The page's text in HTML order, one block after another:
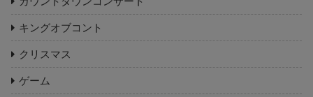
キングオブコント
クリスマス
ゲーム